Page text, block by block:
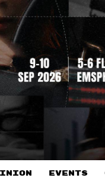
EVENTS